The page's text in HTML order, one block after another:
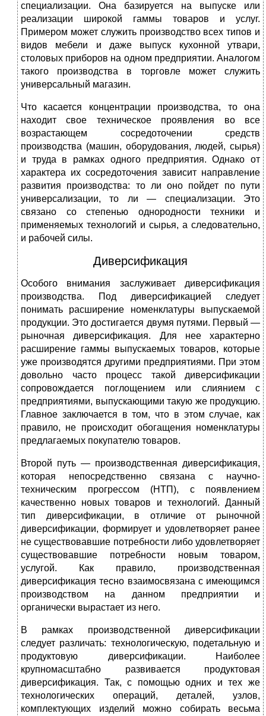
специализации. Она базируется на выпуске или
реализации широкой гаммы товаров и услуг.
Примером может служить производство всех типов и
видов мебели и даже выпуск кухонной утвари,
столовых приборов на одном предприятии. Аналогом
такого производства в торговле может служить
универсальный магазин.
Что касается концентрации производства, то она
находит свое техническое проявления во все
возрастающем сосредоточении средств
производства (машин, оборудования, людей, сырья)
и труда в рамках одного предприятия. Однако от
характера их сосредоточения зависит направление
развития производства: то ли оно пойдет по пути
универсализации, то ли — специализации. Это
связано со степенью однородности техники и
применяемых технологий и сырья, а следовательно,
и рабочей силы.
Диверсификация
Особого внимания заслуживает диверсификация
производства. Под диверсификацией следует
понимать расширение номенклатуры выпускаемой
продукции. Это достигается двумя путями. Первый —
рыночная диверсификация. Для нее характерно
расширение гаммы выпускаемых товаров, которые
уже производятся другими предприятиями. При этом
довольно часто процесс такой диверсификации
сопровождается поглощением или слиянием с
предприятиями, выпускающими такую же продукцию.
Главное заключается в том, что в этом случае, как
правило, не происходит обогащения номенклатуры
предлагаемых покупателю товаров.
Второй путь — производственная диверсификация,
которая непосредственно связана с научно-
техническим прогрессом (НТП), с появлением
качественно новых товаров и технологий. Данный
тип диверсификации, в отличие от рыночной
диверсификации, формирует и удовлетворяет ранее
не существовавшие потребности либо удовлетворяет
существовавшие потребности новым товаром,
услугой. Как правило, производственная
диверсификация тесно взаимосвязана с имеющимся
производством на данном предприятии и
органически вырастает из него.
В рамках производственной диверсификации
следует различать: технологическую, подетальную и
продуктовую диверсификации. Наиболее
крупномасштабно развивается продуктовая
диверсификация. Так, с помощью одних и тех же
технологических операций, деталей, узлов,
комплектующих изделий можно собирать весьма